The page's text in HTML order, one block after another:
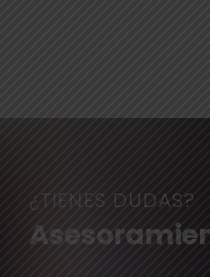
¿TIENES DUDAS?